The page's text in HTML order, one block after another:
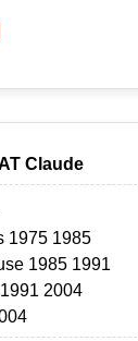
Claude
1975 1985
1985 1991
2004